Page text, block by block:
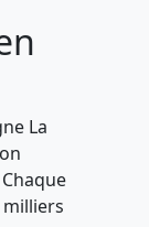
La